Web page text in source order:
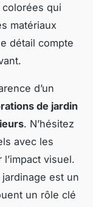
qui
matériaux
détail compte
d’un
de jardin
. N’hésitez
avec les
visuel.
est un
un rôle clé